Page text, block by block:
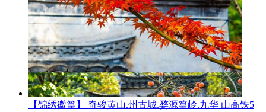
【锦绣徽篁】 奇骏黄山.州古城.婺源篁岭.九华 山高铁5